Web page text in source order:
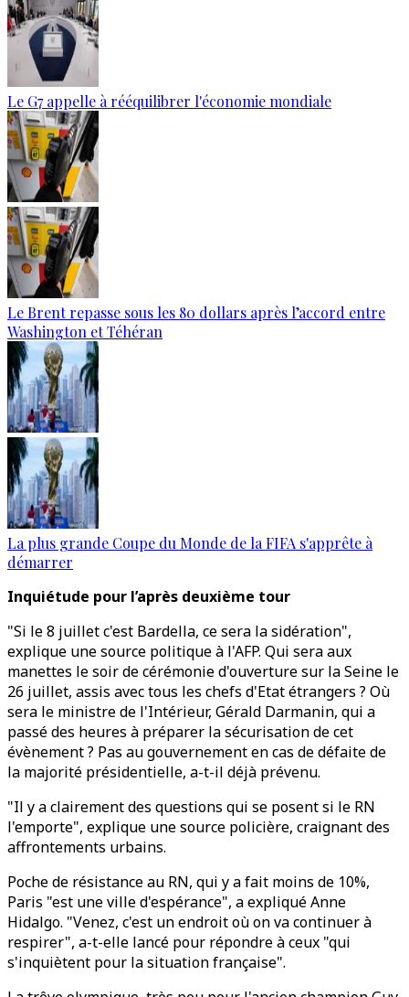
Le G7 appelle à rééquilibrer l'économie mondiale
Le Brent repasse sous les 80 dollars après l’accord entre
Washington et Téhéran
La plus grande Coupe du Monde de la FIFA s'apprête à
démarrer
Inquiétude pour l’après deuxième tour
"Si le 8 juillet c'est Bardella, ce sera la sidération",
explique une source politique à l'AFP. Qui sera aux
manettes le soir de cérémonie d'ouverture sur la Seine le
26 juillet, assis avec tous les chefs d'Etat étrangers ? Où
sera le ministre de l'Intérieur, Gérald Darmanin, qui a
passé des heures à préparer la sécurisation de cet
évènement ? Pas au gouvernement en cas de défaite de
la majorité présidentielle, a-t-il déjà prévenu.
"Il y a clairement des questions qui se posent si le RN
l'emporte", explique une source policière, craignant des
affrontements urbains.
Poche de résistance au RN, qui y a fait moins de 10%,
Paris "est une ville d'espérance", a expliqué Anne
Hidalgo. "Venez, c'est un endroit où on va continuer à
respirer", a-t-elle lancé pour répondre à ceux "qui
s'inquiètent pour la situation française".